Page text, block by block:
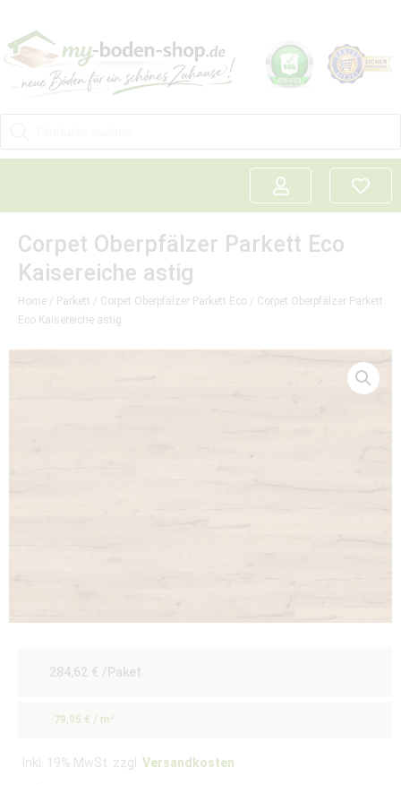
Corpet Oberpfälzer Parkett Eco
Kaisereiche astig
Home / Parkett / Corpet Oberpfälzer Parkett Eco / Corpet Oberpfälzer Parkett
Eco Kaisereiche astig
284,62 € /Paket
79,95 € / m²
Inkl. 19% MwSt. zzgl. Versandkosten